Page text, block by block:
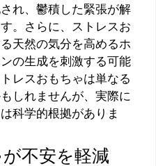
れ、鬱積した緊張が解
。さらに、ストレスお
天然の気分を高めるホ
の生成を刺激する可能
レスおもちゃは単なる
しれませんが、実際に
科学的根拠がありま
不安を軽減